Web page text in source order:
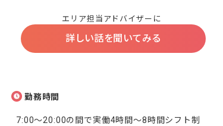
エリア担当アドバイザーに
詳しい話を聞いてみる
勤務時間
7:00～20:00の間で実働4時間〜8時間シフト制